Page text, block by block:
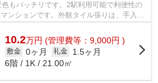
もバッチリです。2駅利用可能で利便性の
ンションです。外観タイル張りは、手入れ
せん。...
10.2万円 (管理費等：9,000円 )
敷金 0ヶ月 礼金
1.5ヶ月
6階 / 1K / 21.00㎡